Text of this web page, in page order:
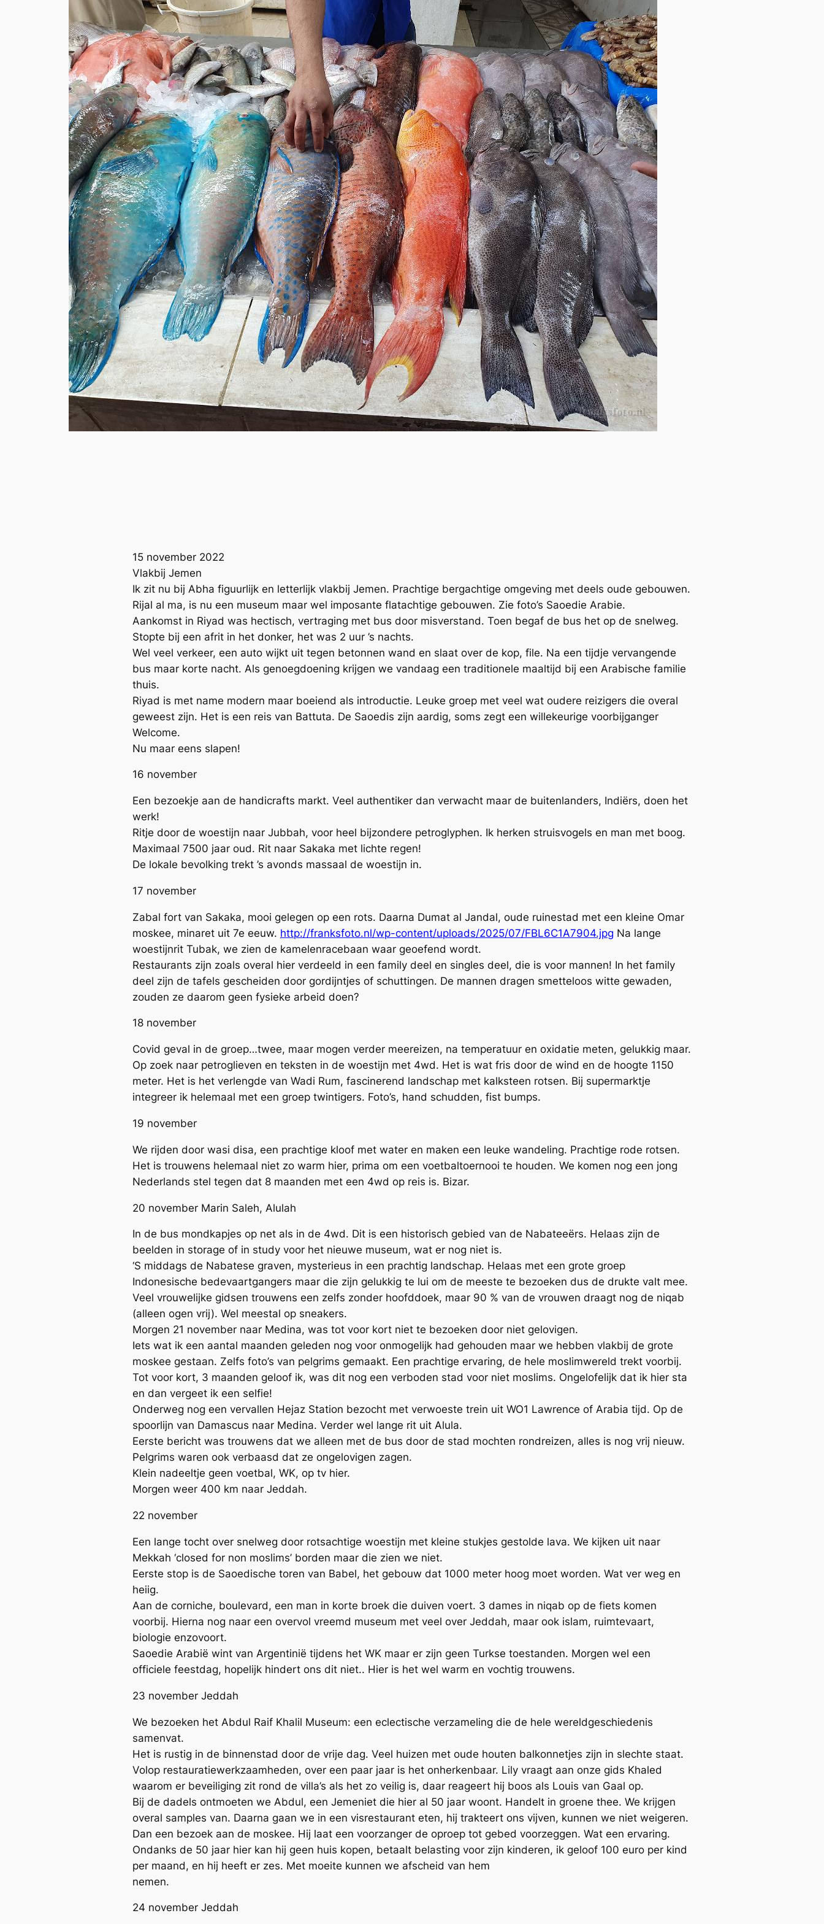
15 november 2022
Vlakbij Jemen
Ik zit nu bij Abha figuurlijk en letterlijk vlakbij Jemen. Prachtige bergachtige omgeving met deels oude gebouwen.
Rijal al ma, is nu een museum maar wel imposante flatachtige gebouwen. Zie foto’s Saoedie Arabie.
Aankomst in Riyad was hectisch, vertraging met bus door misverstand. Toen begaf de bus het op de snelweg.
Stopte bij een afrit in het donker, het was 2 uur ’s nachts.
Wel veel verkeer, een auto wijkt uit tegen betonnen wand en slaat over de kop, file. Na een tijdje vervangende
bus maar korte nacht. Als genoegdoening krijgen we vandaag een traditionele maaltijd bij een Arabische familie
thuis.
Riyad is met name modern maar boeiend als introductie. Leuke groep met veel wat oudere reizigers die overal
geweest zijn. Het is een reis van Battuta. De Saoedis zijn aardig, soms zegt een willekeurige voorbijganger
Welcome.
Nu maar eens slapen!
16 november
Een bezoekje aan de handicrafts markt. Veel authentiker dan verwacht maar de buitenlanders, Indiërs, doen het
werk!
Ritje door de woestijn naar Jubbah, voor heel bijzondere petroglyphen. Ik herken struisvogels en man met boog.
Maximaal 7500 jaar oud. Rit naar Sakaka met lichte regen!
De lokale bevolking trekt ’s avonds massaal de woestijn in.
17 november
Zabal fort van Sakaka, mooi gelegen op een rots. Daarna Dumat al Jandal, oude ruinestad met een kleine Omar
moskee, minaret uit 7e eeuw. http://franksfoto.nl/wp-content/uploads/2025/07/FBL6C1A7904.jpg Na lange
woestijnrit Tubak, we zien de kamelenracebaan waar geoefend wordt.
Restaurants zijn zoals overal hier verdeeld in een family deel en singles deel, die is voor mannen! In het family
deel zijn de tafels gescheiden door gordijntjes of schuttingen. De mannen dragen smetteloos witte gewaden,
zouden ze daarom geen fysieke arbeid doen?
18 november
Covid geval in de groep…twee, maar mogen verder meereizen, na temperatuur en oxidatie meten, gelukkig maar.
Op zoek naar petroglieven en teksten in de woestijn met 4wd. Het is wat fris door de wind en de hoogte 1150
meter. Het is het verlengde van Wadi Rum, fascinerend landschap met kalksteen rotsen. Bij supermarktje
integreer ik helemaal met een groep twintigers. Foto’s, hand schudden, fist bumps.
19 november
We rijden door wasi disa, een prachtige kloof met water en maken een leuke wandeling. Prachtige rode rotsen.
Het is trouwens helemaal niet zo warm hier, prima om een voetbaltoernooi te houden. We komen nog een jong
Nederlands stel tegen dat 8 maanden met een 4wd op reis is. Bizar.
20 november Marin Saleh, Alulah
In de bus mondkapjes op net als in de 4wd. Dit is een historisch gebied van de Nabateeërs. Helaas zijn de
beelden in storage of in study voor het nieuwe museum, wat er nog niet is.
‘S middags de Nabatese graven, mysterieus in een prachtig landschap. Helaas met een grote groep
Indonesische bedevaartgangers maar die zijn gelukkig te lui om de meeste te bezoeken dus de drukte valt mee.
Veel vrouwelijke gidsen trouwens een zelfs zonder hoofddoek, maar 90 % van de vrouwen draagt nog de niqab
(alleen ogen vrij). Wel meestal op sneakers.
Morgen 21 november naar Medina, was tot voor kort niet te bezoeken door niet gelovigen.
Iets wat ik een aantal maanden geleden nog voor onmogelijk had gehouden maar we hebben vlakbij de grote
moskee gestaan. Zelfs foto’s van pelgrims gemaakt. Een prachtige ervaring, de hele moslimwereld trekt voorbij.
Tot voor kort, 3 maanden geloof ik, was dit nog een verboden stad voor niet moslims. Ongelofelijk dat ik hier sta
en dan vergeet ik een selfie!
Onderweg nog een vervallen Hejaz Station bezocht met verwoeste trein uit WO1 Lawrence of Arabia tijd. Op de
spoorlijn van Damascus naar Medina. Verder wel lange rit uit Alula.
Eerste bericht was trouwens dat we alleen met de bus door de stad mochten rondreizen, alles is nog vrij nieuw.
Pelgrims waren ook verbaasd dat ze ongelovigen zagen.
Klein nadeeltje geen voetbal, WK, op tv hier.
Morgen weer 400 km naar Jeddah.
22 november
Een lange tocht over snelweg door rotsachtige woestijn met kleine stukjes gestolde lava. We kijken uit naar
Mekkah ‘closed for non moslims’ borden maar die zien we niet.
Eerste stop is de Saoedische toren van Babel, het gebouw dat 1000 meter hoog moet worden. Wat ver weg en
heiig.
Aan de corniche, boulevard, een man in korte broek die duiven voert. 3 dames in niqab op de fiets komen
voorbij. Hierna nog naar een overvol vreemd museum met veel over Jeddah, maar ook islam, ruimtevaart,
biologie enzovoort.
Saoedie Arabië wint van Argentinië tijdens het WK maar er zijn geen Turkse toestanden. Morgen wel een
officiele feestdag, hopelijk hindert ons dit niet.. Hier is het wel warm en vochtig trouwens.
23 november Jeddah
We bezoeken het Abdul Raif Khalil Museum: een eclectische verzameling die de hele wereldgeschiedenis
samenvat.
Het is rustig in de binnenstad door de vrije dag. Veel huizen met oude houten balkonnetjes zijn in slechte staat.
Volop restauratiewerkzaamheden, over een paar jaar is het onherkenbaar. Lily vraagt aan onze gids Khaled
waarom er beveiliging zit rond de villa’s als het zo veilig is, daar reageert hij boos als Louis van Gaal op.
Bij de dadels ontmoeten we Abdul, een Jemeniet die hier al 50 jaar woont. Handelt in groene thee. We krijgen
overal samples van. Daarna gaan we in een visrestaurant eten, hij trakteert ons vijven, kunnen we niet weigeren.
Dan een bezoek aan de moskee. Hij laat een voorzanger de oproep tot gebed voorzeggen. Wat een ervaring.
Ondanks de 50 jaar hier kan hij geen huis kopen, betaalt belasting voor zijn kinderen, ik geloof 100 euro per kind
per maand, en hij heeft er zes. Met moeite kunnen we afscheid van hem
nemen.
24 november Jeddah